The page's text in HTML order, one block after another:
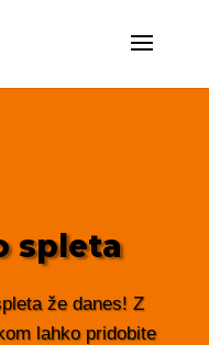
spleta
že danes! Z
lahko pridobite